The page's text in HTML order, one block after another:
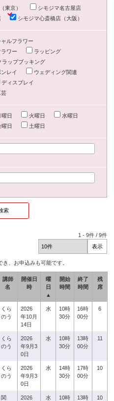
東京）
シモジマ名古屋店
シモジマ心斎橋店（大阪）
ルフラワー
ワー
ラッピング
ラップブッキング
レイ
ウェディング関連
ディスプレイ
芸
曜日 火曜日
水曜日
曜日 土曜日
1 -9件 /9件
、お申込みも可能です。
講師
名
開催日
時
曜
日
▲
開始
時間
終了
時間
残
席
くら
のう
2026
年10月
14日
水
10時
30分
16時
00分
6
くら
のう
2026
年9月3
0日
水
10時
30分
13時
00分
11
くら
のう
2026
年9月3
0日
水
14時
30分
17時
00分
10
関
2026
水
10時
13時
10